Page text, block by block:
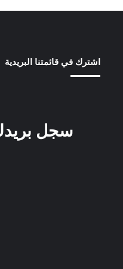
اشترك في قائمتنا البريدية
سجل